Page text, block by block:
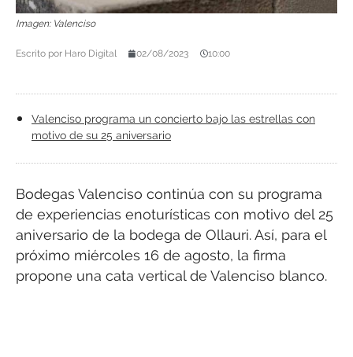
Imagen: Valenciso
Escrito por Haro Digital 02/08/2023 10:00
Valenciso programa un concierto bajo las estrellas con
motivo de su 25 aniversario
Bodegas Valenciso continúa con su programa
de experiencias enoturísticas con motivo del 25
aniversario de la bodega de Ollauri. Así, para el
próximo miércoles 16 de agosto, la firma
propone una cata vertical de Valenciso blanco.